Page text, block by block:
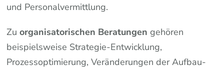
und Personalvermittlung.
Zuorganisatorischen Beratungen gehören
beispielsweise Strategie-Entwicklung,
Prozessoptimierung, Veränderungen der Aufbau-